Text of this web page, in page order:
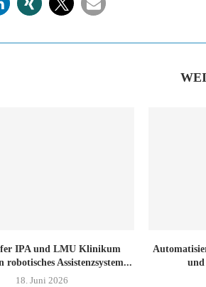
IPA und LMU Klinikum
robotisches Assistenzsystem...
18. Juni 2026